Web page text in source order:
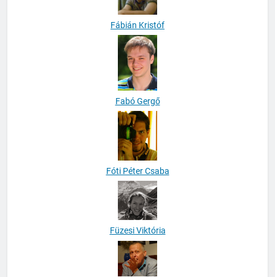
Fábián Kristóf
Fabó Gergő
Fóti Péter Csaba
Füzesi Viktória